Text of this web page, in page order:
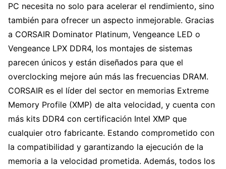
PC necesita no solo para acelerar el rendimiento, sino
también para ofrecer un aspecto inmejorable. Gracias
a CORSAIR Dominator Platinum, Vengeance LED o
Vengeance LPX DDR4, los montajes de sistemas
parecen únicos y están diseñados para que el
overclocking mejore aún más las frecuencias DRAM.
CORSAIR es el líder del sector en memorias Extreme
Memory Profile (XMP) de alta velocidad, y cuenta con
más kits DDR4 con certificación Intel XMP que
cualquier otro fabricante. Estando comprometido con
la compatibilidad y garantizando la ejecución de la
memoria a la velocidad prometida. Además, todos los